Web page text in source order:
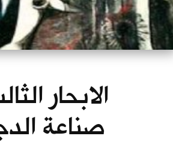
الابحار
صناعة